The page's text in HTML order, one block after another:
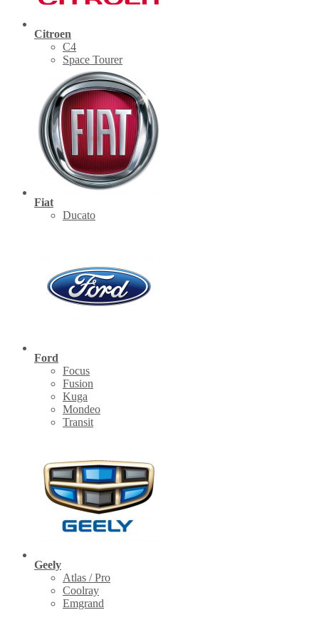
Citroen
C4
Space Tourer
Fiat
Ducato
Ford
Focus
Fusion
Kuga
Mondeo
Transit
Geely
Atlas / Pro
Coolray
Emgrand